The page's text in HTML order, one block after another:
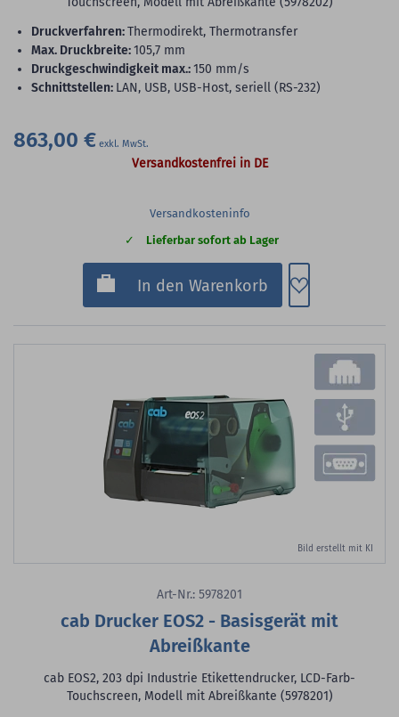
Druckverfahren:Thermodirekt, Thermotransfer
max. Druckbreite:105,7 mm
Druckgeschwindigkeit max.:150 mm/s
Schnittstellen: LAN, USB, USB-Host, seriell (RS-232)
863,00 €
Versandkostenfrei in DE
Versandkosteninfo
Lieferbar sofort ab Lager
In den Warenkorb Zum
Bild erstellt mit KI
Art-Nr.: 5978201
cab Drucker EOS2 - Basisgerät mit
Abreißkante
cab EOS2, 203 dpi Industrie Etikettendrucker, LCD-Farb-
Touchscreen, Modell mit Abreißkante (5978201)